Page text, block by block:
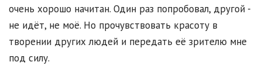
очень хорошо начитан. Один раз попробовал, другой -
не идёт, не моё. Но прочувствовать красоту в
творении других людей и передать её зрителю мне
под силу.